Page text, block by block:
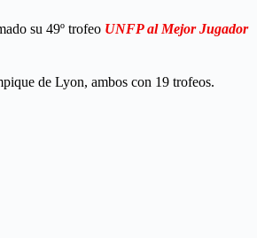
su 49º trofeo UNFP al Mejor Jugador
de Lyon, ambos con 19 trofeos.